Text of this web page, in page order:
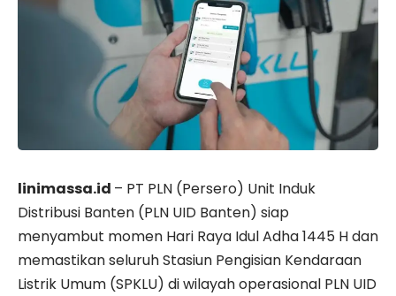
linimassa.id – PT PLN (Persero) Unit Induk
Distribusi Banten (PLN UID Banten) siap
menyambut momen Hari Raya Idul Adha 1445 H dan
memastikan seluruh Stasiun Pengisian Kendaraan
Listrik Umum (SPKLU) di wilayah operasional PLN UID